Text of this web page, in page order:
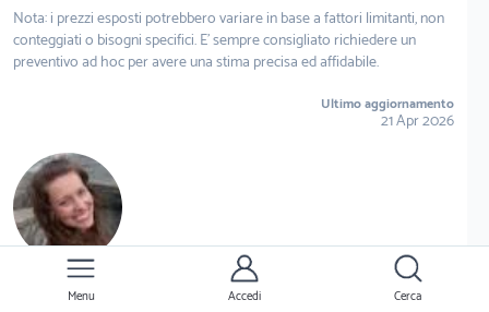
Nota: i prezzi esposti potrebbero variare in base a fattori limitanti, non
conteggiati o bisogni specifici. E' sempre consigliato richiedere un
preventivo ad hoc per avere una stima precisa ed affidabile.
Ultimo aggiornamento
21 Apr 2026
Laura Della Monaca
Menu Accedi Cerca